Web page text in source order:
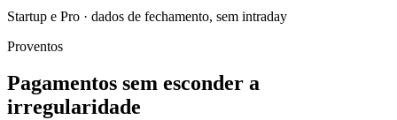
Startup e Pro · dados de fechamento, sem intraday
Proventos
Pagamentos sem esconder a
irregularidade